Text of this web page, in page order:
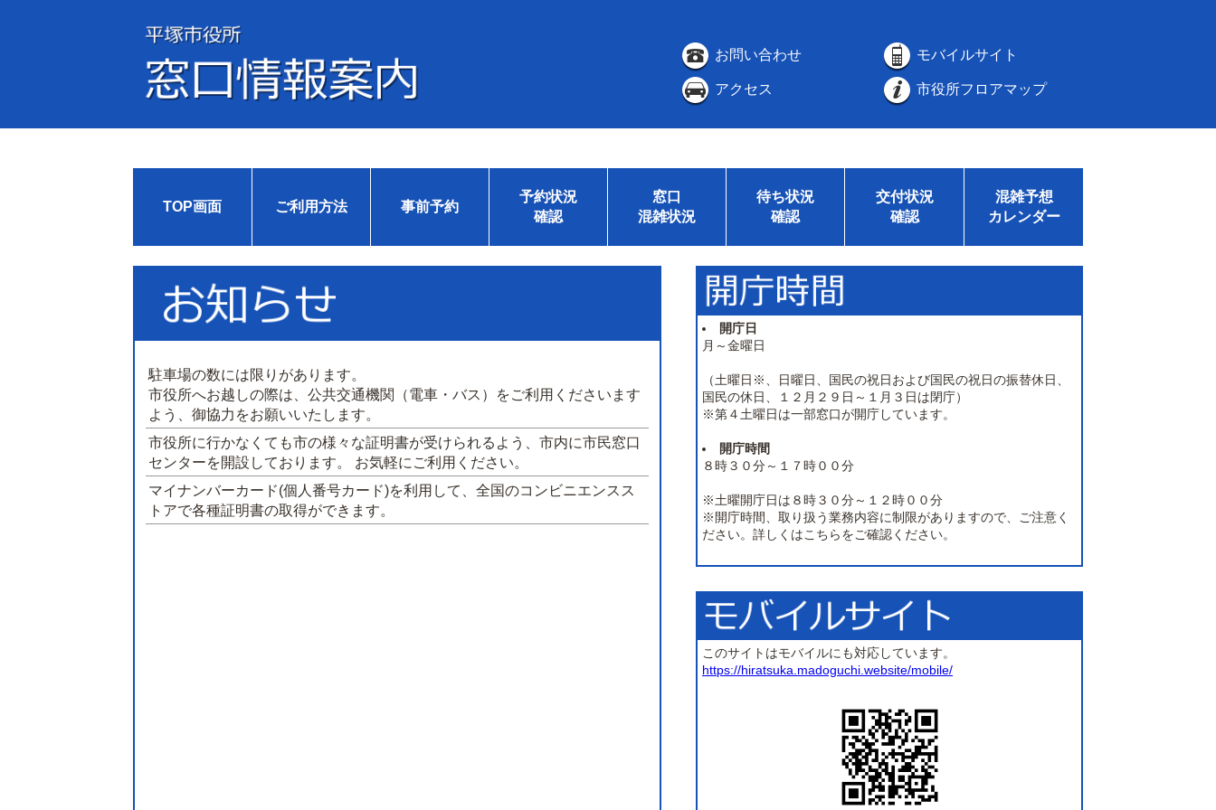
お問い合わせ モバイルサイト
アクセス 市役所フロアマップ
TOP画面 ご利用方法 事前予約
予約状況
確認
窓口
混雑状況
待ち状況
確認
交付状況
確認
混雑予想
カレンダー
駐車場の数には限りがあります。
市役所へお越しの際は、公共交通機関（電車・バス）をご利用くださいます
よう、御協力をお願いいたします。
市役所に行かなくても市の様々な証明書が受けられるよう、市内に市民窓口
センターを開設しております。 お気軽にご利用ください。
マイナンバーカード(個人番号カード)を利用して、全国のコンビニエンスス
トアで各種証明書の取得ができます。
開庁日
月～金曜日
（土曜日※、日曜日、国民の祝日および国民の祝日の振替休日、
国民の休日、１２月２９日～１月３日は閉庁）
※第４土曜日は一部窓口が開庁しています。
開庁時間
８時３０分～１７時００分
※土曜開庁日は８時３０分～１２時００分
※開庁時間、取り扱う業務内容に制限がありますので、ご注意く
ださい。詳しくはこちらをご確認ください。
このサイトはモバイルにも対応しています。
https://hiratsuka.madoguchi.website/mobile/